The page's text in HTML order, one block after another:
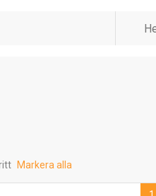
Markera alla